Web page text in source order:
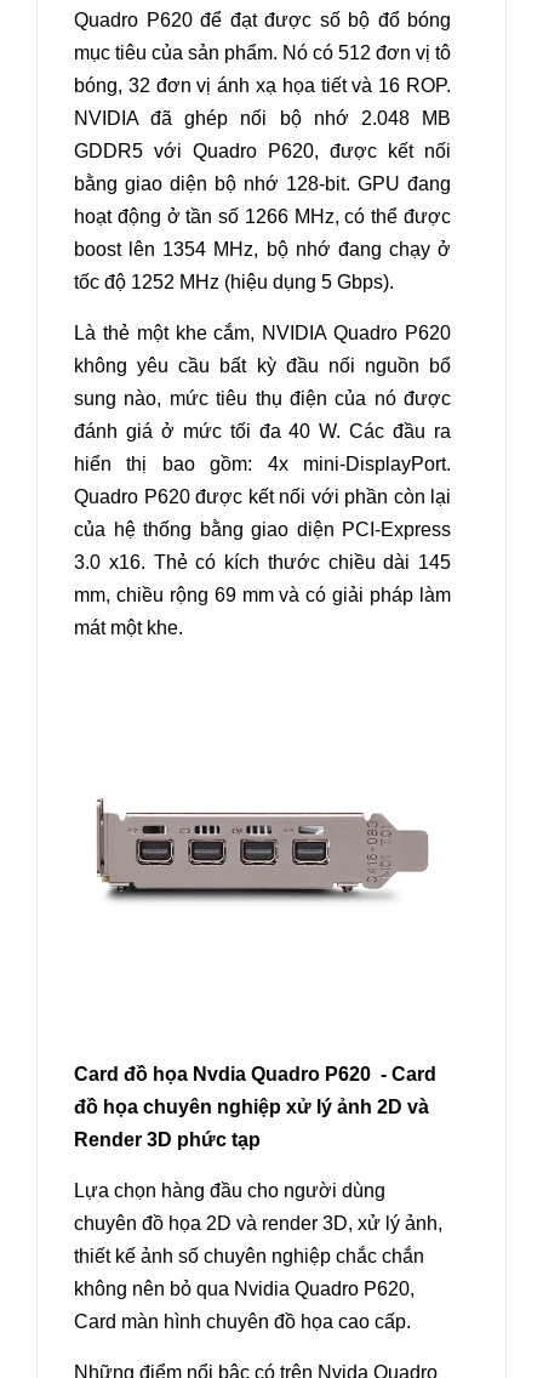
Quadro P620 để đạt được số bộ đổ bóng
mục tiêu của sản phẩm. Nó có 512 đơn vị tô
bóng, 32 đơn vị ánh xạ họa tiết và 16 ROP.
NVIDIA đã ghép nối bộ nhớ 2.048 MB
GDDR5 với Quadro P620, được kết nối
bằng giao diện bộ nhớ 128-bit. GPU đang
hoạt động ở tần số 1266 MHz, có thể được
boost lên 1354 MHz, bộ nhớ đang chạy ở
tốc độ 1252 MHz (hiệu dụng 5 Gbps).
Là thẻ một khe cắm, NVIDIA Quadro P620
không yêu cầu bất kỳ đầu nối nguồn bổ
sung nào, mức tiêu thụ điện của nó được
đánh giá ở mức tối đa 40 W. Các đầu ra
hiển thị bao gồm: 4x mini-DisplayPort.
Quadro P620 được kết nối với phần còn lại
của hệ thống bằng giao diện PCI-Express
3.0 x16. Thẻ có kích thước chiều dài 145
mm, chiều rộng 69 mm và có giải pháp làm
mát một khe.
Card đồ họa Nvdia Quadro P620 - Card
đồ họa chuyên nghiệp xử lý ảnh 2D và
Render 3D phức tạp
Lựa chọn hàng đầu cho người dùng
chuyên đồ họa 2D và render 3D, xử lý ảnh,
thiết kế ảnh số chuyên nghiệp chắc chắn
không nên bỏ qua Nvidia Quadro P620,
Card màn hình chuyên đồ họa cao cấp.
Những điểm nổi bậc có trên Nvida Quadro